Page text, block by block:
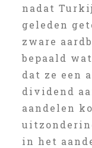
nadat
geleden
zware
bepaald
dat ze een
dividend
aandelen
in het